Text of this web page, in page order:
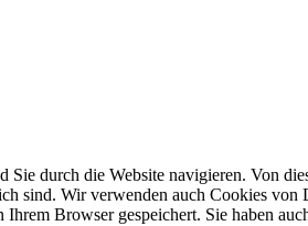
durch die Website navigieren. Von
sind. Wir verwenden auch Cookies
Browser gespeichert. Sie haben